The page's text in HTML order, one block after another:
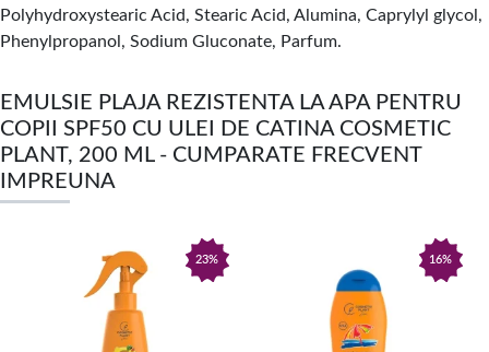
Polyhydroxystearic Acid, Stearic Acid, Alumina, Caprylyl glycol,
Phenylpropanol, Sodium Gluconate, Parfum.
EMULSIE PLAJA REZISTENTA LA APA PENTRU
COPII SPF50 CU ULEI DE CATINA COSMETIC
PLANT, 200 ML - CUMPARATE FRECVENT
IMPREUNA
23% 16%